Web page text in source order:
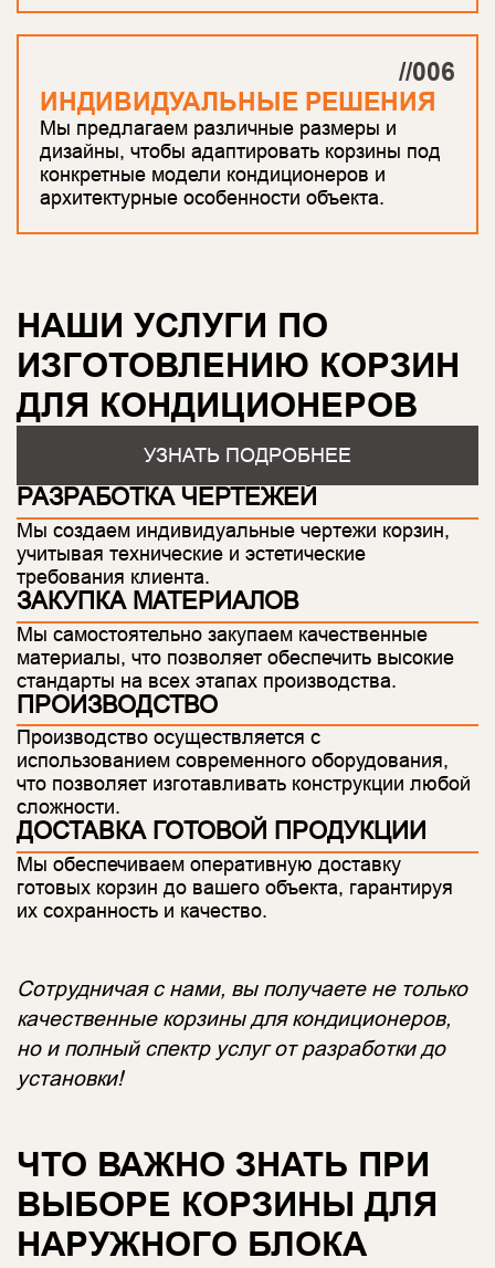
//006
ИНДИВИДУАЛЬНЫЕ РЕШЕНИЯ
Мы предлагаем различные размеры и
дизайны, чтобы адаптировать корзины под
конкретные модели кондиционеров и
архитектурные особенности объекта.
НАШИ УСЛУГИ ПО
ИЗГОТОВЛЕНИЮ КОРЗИН
ДЛЯ КОНДИЦИОНЕРОВ
УЗНАТЬ ПОДРОБНЕЕ
РАЗРАБОТКА ЧЕРТЕЖЕЙ
Мы создаем индивидуальные чертежи корзин,
учитывая технические и эстетические
требования клиента.
ЗАКУПКА МАТЕРИАЛОВ
Мы самостоятельно закупаем качественные
материалы, что позволяет обеспечить высокие
стандарты на всех этапах производства.
ПРОИЗВОДСТВО
Производство осуществляется с
использованием современного оборудования,
что позволяет изготавливать конструкции любой
сложности.
ДОСТАВКА ГОТОВОЙ ПРОДУКЦИИ
Мы обеспечиваем оперативную доставку
готовых корзин до вашего объекта, гарантируя
их сохранность и качество.
Сотрудничая с нами, вы получаете не только
качественные корзины для кондиционеров,
но и полный спектр услуг от разработки до
установки!
ЧТО ВАЖНО ЗНАТЬ ПРИ
ВЫБОРЕ КОРЗИНЫ ДЛЯ
НАРУЖНОГО БЛОКА